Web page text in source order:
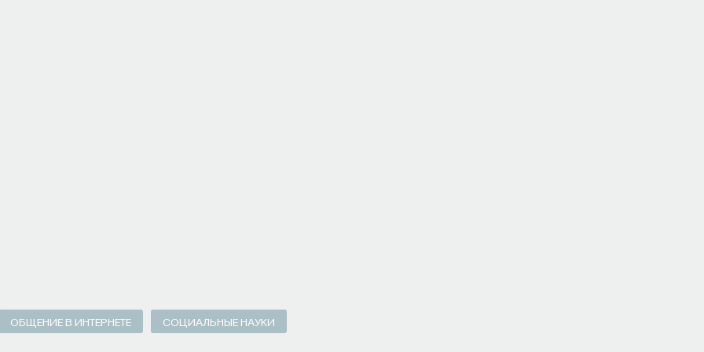
ОБЩЕНИЕ В ИНТЕРНЕТЕ СОЦИАЛЬНЫЕ НАУКИ
терапию и другие подходы при нарушениях
М. Сеченова, заведующий отделением
№ 3.
МГМУ им. И. М. Сеченова